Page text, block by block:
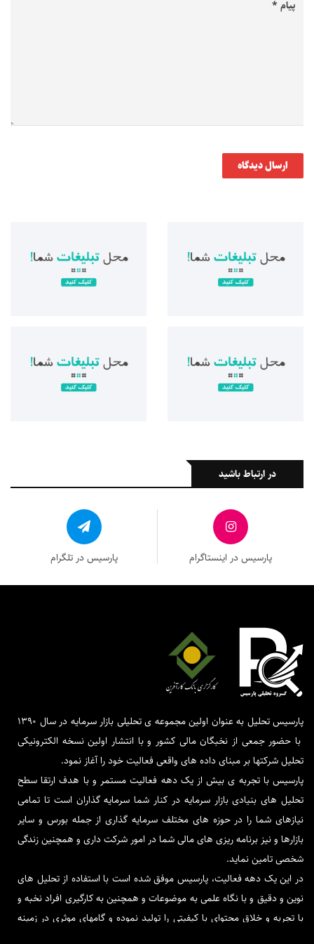
ارسال دیدگاه
در ارتباط باشید
پارسیس در اینستاگرام پارسیس در تلگرام
پارسیس تحلیل به عنوان اولین مجموعه ی تحلیلی بازار سرمایه در سال 1390
با حضور جمعی از نخبگان مالی کشور و با انتشار اولین نسخه الکترونیکی
تحلیل شرکتها بر مبنای داده های واقعی فعالیت خود را آغاز نمود.
پارسیس با تجربه ی بیش از یک دهه فعالیت مستمر و با هدف ارتقا سطح
تحلیل های بنیادی بازار سرمایه در کنار شما سرمایه گذاران است تا تمامی
نیازهای شما را در حوزه های مختلف سرمایه گذاری از جمله بورس و سایر
بازارها و نیز برنامه ریزی های مالی شما در امور شرکت داری و همچنین زندگی
شخصی تامین نماید.
در این یک دهه فعالیت، پارسیس موفق شده است با استفاده از تحلیل های
نوین و دقیق و با نگاه علمی به موضوعات و همچنین به کارگیری افراد نخبه و
با تجربه و خلاق محتوای با کیفیتی را تولید نموده و گامهای موثری در زمینه